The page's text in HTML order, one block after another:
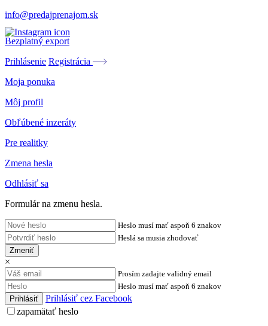
info@predajprenajom.sk
Bezplatný export
Prihlásenie Registrácia
Moja ponuka
Môj profil
Obľúbené inzeráty
Pre realitky
Zmena hesla
Odhlásiť sa
Formulár na zmenu hesla.
Heslo musí mať aspoň 6 znakov
Heslá sa musia zhodovať
Zmeniť
×
Prosím zadajte validný email
Heslo musí mať aspoň 6 znakov
Prihlásiť cez Facebook
zapamätať heslo